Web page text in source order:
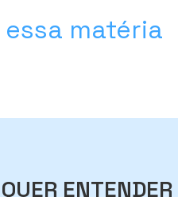
matéria
QUER